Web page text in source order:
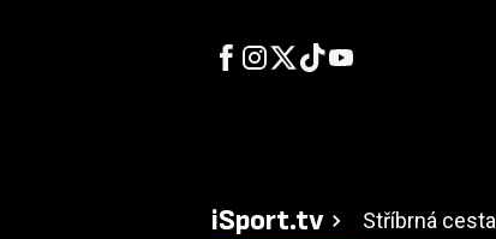
iSport.tv Stříbrná cesta